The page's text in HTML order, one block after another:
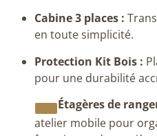
Cabine 3 places :
en toute simplicité.
Protection Kit Bois :
pour une durabilité
Étagères de
atelier mobile pour